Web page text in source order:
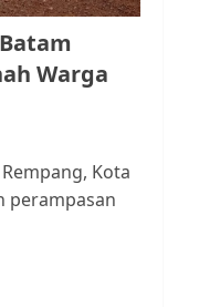
jadi
Pemerintah
di
RT/RW
Batam,
Protes
Diambil
Warga
Rempang, Kota
perampasan